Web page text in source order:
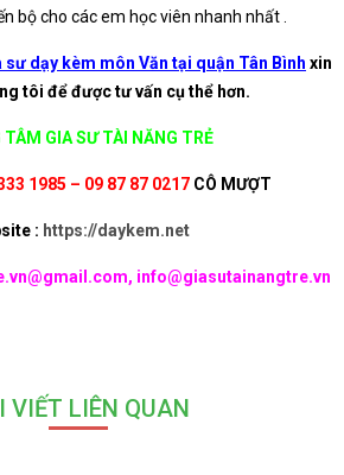
bộ cho các em học viên nhanh nhất .
sư dạy kèm môn Văn tại quận Tân Bình xin
tôi để được tư vấn cụ thể hơn.
TÂM GIA SƯ TÀI NĂNG TRẺ
1985 – 09 87 87 0217 CÔ MƯỢT
: https://daykem.net
info@giasutainangtre.vn
VIẾT LIÊN QUAN